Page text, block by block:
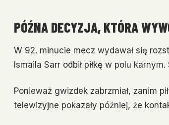
PÓŹNA DECYZJA, KTÓRA
W 92. minucie mecz wydawał się
Ismaila Sarr odbił piłkę w polu
Ponieważ gwizdek zabrzmiał, zanim
telewizyjne pokazały później, że